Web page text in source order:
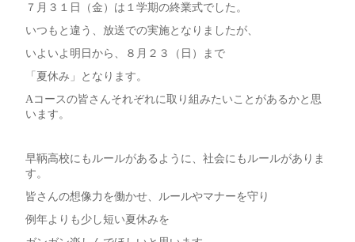
７月３１日（金）は１学期の終業式でした。
いつもと違う、放送での実施となりましたが、
いよいよ明日から、８月２３（日）まで
「夏休み」となります。
Aコースの皆さんそれぞれに取り組みたいことがあるかと思
います。
早鞆高校にもルールがあるように、社会にもルールがありま
す。
皆さんの想像力を働かせ、ルールやマナーを守り
例年よりも少し短い夏休みを